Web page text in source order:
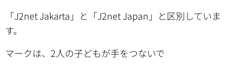
「J2net Jakarta」と「J2net Japan」と区別していま
す。
マークは、2人の子どもが手をつないで